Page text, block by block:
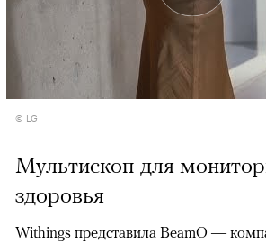
© LG
Мультископ для
здоровья
Withings представила BeamO —